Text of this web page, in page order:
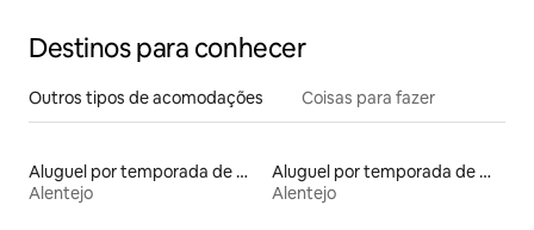
Destinos para conhecer
Outros tipos de acomodações Coisas para fazer
Aluguel por temporada de microcasas
Alentejo
Aluguel por temporada de moinhos
Alentejo